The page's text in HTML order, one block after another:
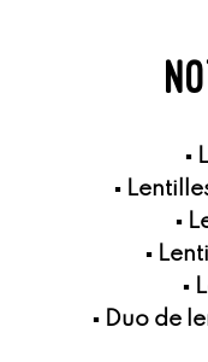
▪
▪
▪
▪
▪
▪ Duo de